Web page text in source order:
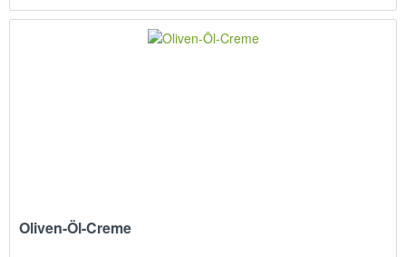
Oliven-Öl-Creme